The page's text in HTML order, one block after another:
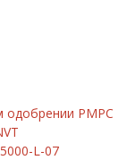
одобрении РМРС
L-07